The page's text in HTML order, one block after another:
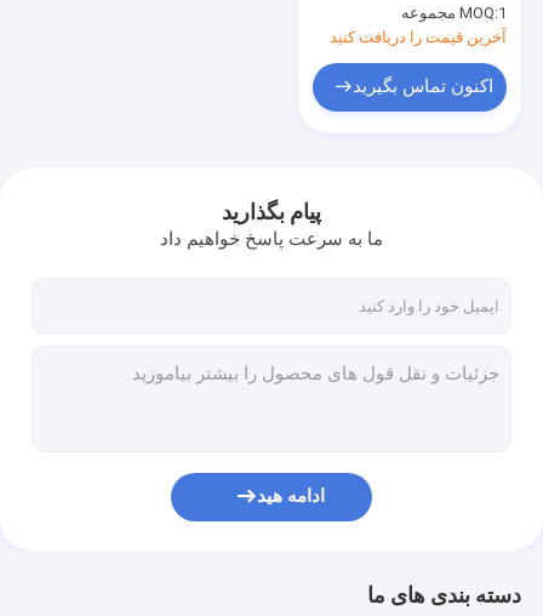
MOQ:1 مجموعه
آخرین قیمت را دریافت کنید
اکنون تماس بگیرید
پیام بگذارید
ما به سرعت پاسخ خواهیم داد
ادامه هید
دسته بندی های ما